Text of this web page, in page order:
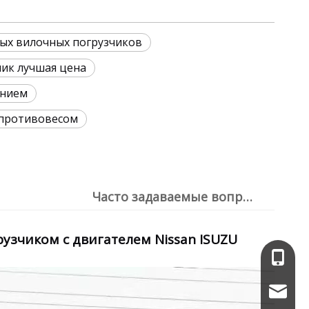
вилочных погрузчиков
лучшая цена
Часто задаваемые вопросы
с двигателем Nissan ISUZU
+86-